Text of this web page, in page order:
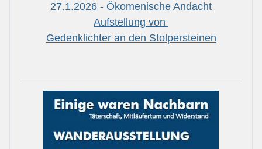
27.1.2026 - Ökomenische Andacht
Aufstellung von
Gedenklichter an den Stolpersteinen